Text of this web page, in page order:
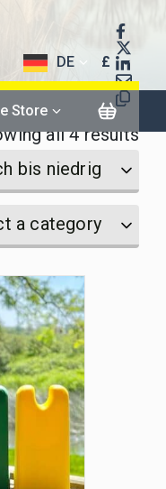
Store
DE £
€
all 4 results
bis niedrig
a category